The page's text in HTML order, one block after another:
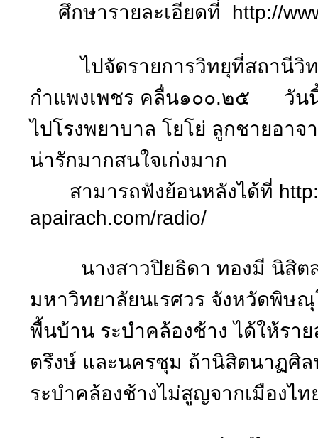
ศึกษารายละเอียดที่ http://
ไปจัดรายการวิทยุที่สถานีวิท
กำแพงเพชร คลื่น๑๐๐.๒๕ วันนี้
ไปโรงพยาบาล โยโย่ ลูกชายอา
น่ารักมากสนใจเก่งมาก
สามารถฟังย้อนหลังได้ที่
apairach.com/radio/
นางสาวปิยธิดา ทองมี นิสิตส
มหาวิทยาลัยนเรศวร จังหวัดพิษ
พื้นบ้าน ระบำคล้องช้าง ได้ให้รา
ตรึงษ์ และนครชุม ถ้านิสิตนาฏศิ
ระบำคล้องช้างไม่สูญจากเมืองไ